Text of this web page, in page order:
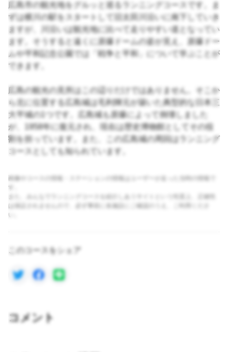
広島市の観光地をグルッと巡るランニングコースです。ま
ずは横川の駅をスタートして旧太田川沿いに南下していき
ますが、川沿いは観光地に比べて走りやすい道となってい
ます。そうすると遠くに原爆ドームの姿が見え、原爆ドー
ムや平和記念公園では「戦争と平和」について学ぶことが
できます。
広島の観光の見所はこの辺りだけではありません。そこか
ら北に位置する広島城は毛利輝元が築いた典型的な日本三
大平城の1つです。広島城も原爆によって倒壊しました
が、1958年に復元され、現在は歴史博物館としてその役
割を担っています。また、この広島城の周回はランニング
コースとしても知られています。
画像やコースの情報・ステーションの情報はユーザーが走った当時の情報で
す。
また、みんなでランニングコースを紹介しあうサイトという性質上、正確性
は保証されませんので、必ず事前に各施設にご確認のうえ、ご利用くださ
い。
このコースをシェア
コメント